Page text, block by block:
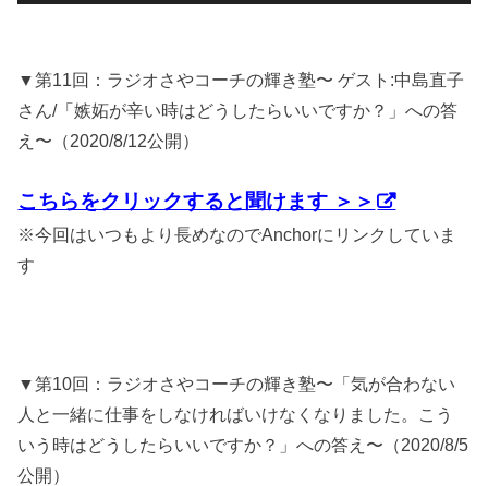
ー
ヤ
ー
▼第11回：ラジオさやコーチの輝き塾〜 ゲスト:中島直子
さん/「嫉妬が辛い時はどうしたらいいですか？」への答
え〜（2020/8/12公開）
こちらをクリックすると聞けます ＞＞
※今回はいつもより長めなのでAnchorにリンクしていま
す
▼第10回：ラジオさやコーチの輝き塾〜「気が合わない
人と一緒に仕事をしなければいけなくなりました。こう
いう時はどうしたらいいですか？」への答え〜（2020/8/5
公開）